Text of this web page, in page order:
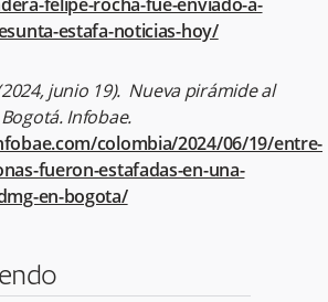
estafa-noticias-hoy/
(2024, junio 19). Nueva pirámide al
Infobae.
colombia/2024/06/19/entre-
fueron-estafadas-en-una-
en-bogota/